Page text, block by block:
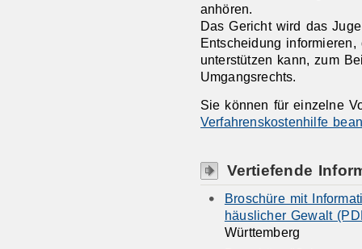
anhören.
Das Gericht wird das
Entscheidung
unterstützen kann, zum
Umgangsrechts.
Sie können für einzelne
Verfahrenskostenhilfe
Vertiefende
Broschüre mit
häuslicher Gewalt
Württemberg